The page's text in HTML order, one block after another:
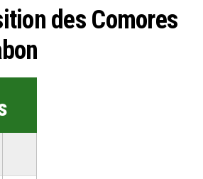
des Comores